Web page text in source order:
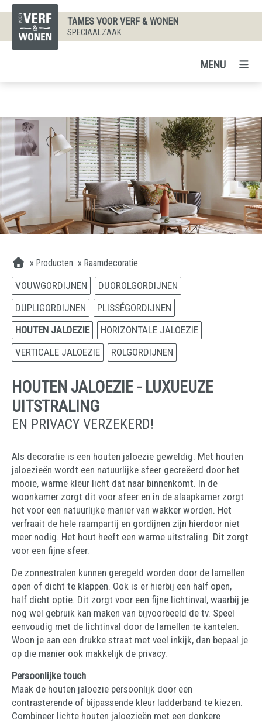
TAMES VOOR VERF & WONEN
SPECIAALZAAK
MENU
» Producten » Raamdecoratie
VOUWGORDIJNEN
DUOROLGORDIJNEN
DUPLIGORDIJNEN
PLISSÉGORDIJNEN
HOUTEN JALOEZIE
HORIZONTALE JALOEZIE
VERTICALE JALOEZIE
ROLGORDIJNEN
HOUTEN JALOEZIE - LUXUEUZE
UITSTRALING
EN PRIVACY VERZEKERD!
Als decoratie is een houten jaloezie geweldig. Met houten
jaloezieën wordt een natuurlijke sfeer gecreëerd door het
mooie, warme kleur licht dat naar binnenkomt. In de
woonkamer zorgt dit voor sfeer en in de slaapkamer zorgt
het voor een natuurlijke manier van wakker worden. Het
verfraait de hele raampartij en gordijnen zijn hierdoor niet
meer nodig. Het hout heeft een warme uitstraling. Dit zorgt
voor een fijne sfeer.
De zonnestralen kunnen geregeld worden door de lamellen
open of dicht te klappen. Ook is er hierbij een half open,
half dicht optie. Dit zorgt voor een fijne lichtinval, waarbij je
nog wel gebruik kan maken van bijvoorbeeld de tv. Speel
eenvoudig met de lichtinval door de lamellen te kantelen.
Woon je aan een drukke straat met veel inkijk, dan bepaal je
op die manier ook makkelijk de privacy.
Persoonlijke touch
Maak de houten jaloezie persoonlijk door een
contrasterende of bijpassende kleur ladderband te kiezen.
Combineer lichte houten jaloezieën met een donkere